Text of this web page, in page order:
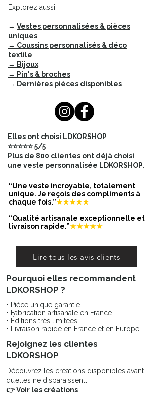
votre journée au bord de l'océan
Explorez aussi :
→ Vestes personnalisées & pièces
uniques
→ Coussins personnalisés & déco
textile
→ Bijoux
→ Pin's & broches
→ Dernières pièces disponibles
Elles ont choisi LDKORSHOP
⭐⭐⭐⭐⭐ 5/5
Plus de 800 clientes ont déjà choisi
une veste personnalisée LDKORSHOP.
“Une veste incroyable, totalement
unique. Je reçois des compliments à
chaque fois.”★★★★★
“Qualité artisanale exceptionnelle et
livraison rapide.”★★★★★
Lire tous les avis clients
Pourquoi elles recommandent
LDKORSHOP ?
• Pièce unique garantie
• Fabrication artisanale en France
• Éditions très limitées
• Livraison rapide en France et en Europe
Rejoignez les clientes
LDKORSHOP
Découvrez les créations disponibles avant
qu’elles ne disparaissent.
👉 Voir les créations